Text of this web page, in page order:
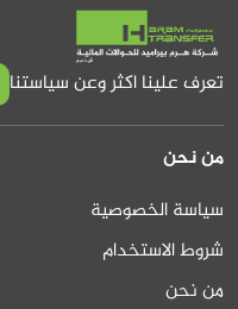
تعرف علينا اكثر وعن سياستنا
من نحن
سياسة الخصوصية
شروط الاستخدام
من نحن